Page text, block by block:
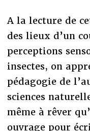
A la lecture de
des lieux d’un
perceptions
insectes, on
pédagogie de
sciences
même à rêver
ouvrage pour